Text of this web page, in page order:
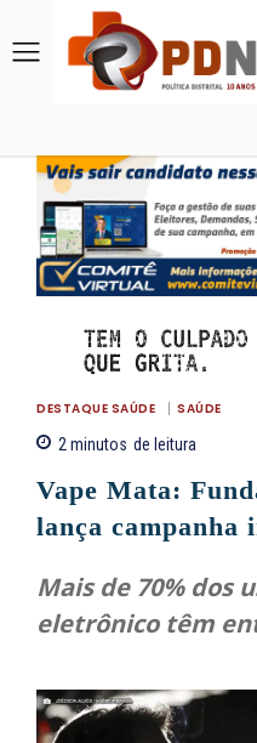
DESTAQUE SAÚDE SAÚDE
2minutos de leitura
Vape Mata:
lança campanha
Mais de 70% dos
eletrônico têm